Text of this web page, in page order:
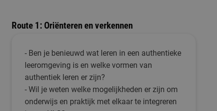
Route 1: Oriënteren en verkennen
- Ben je benieuwd wat leren in een authentieke
leeromgeving is en welke vormen van
authentiek leren er zijn?
- Wil je weten welke mogelijkheden er zijn om
onderwijs en praktijk met elkaar te integreren